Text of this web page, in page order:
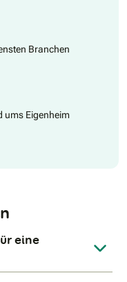
Branchen
ums Eigenheim
eine